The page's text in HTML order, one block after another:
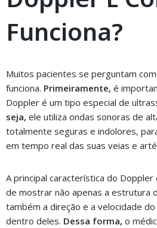
Funciona?
Muitos pacientes se perguntam
funciona. Primeiramente, é
Doppler é um tipo especial de
seja, ele utiliza ondas sonoras de
totalmente seguras e indolores,
em tempo real das suas veias e
A principal característica do Doppler
de mostrar não apenas a estrutura
também a direção e a velocidade
dentro deles. Dessa forma, o